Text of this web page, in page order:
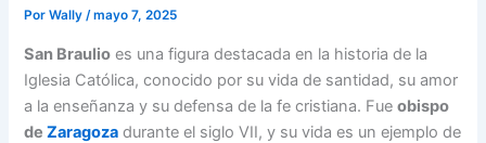
PorWally/mayo 7, 2025
San Braulio es una figura destacada en la historia de la
Iglesia Católica, conocido por su vida de santidad, su amor
a la enseñanza y su defensa de la fe cristiana. Fueobispo
deZaragoza durante el siglo VII, y su vida es un ejemplo de